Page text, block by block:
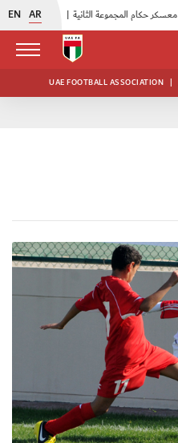
EN AR انطلاق منافسات بطولة النخبة لحرس الرئاسة |
UAE FOOTBALL ASSOCIATION |